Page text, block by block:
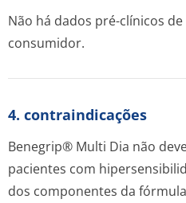
Não há dados pré-clínicos
consumidor.
4. contraindicações
Benegrip® Multi Dia não
pacientes com
dos componentes da